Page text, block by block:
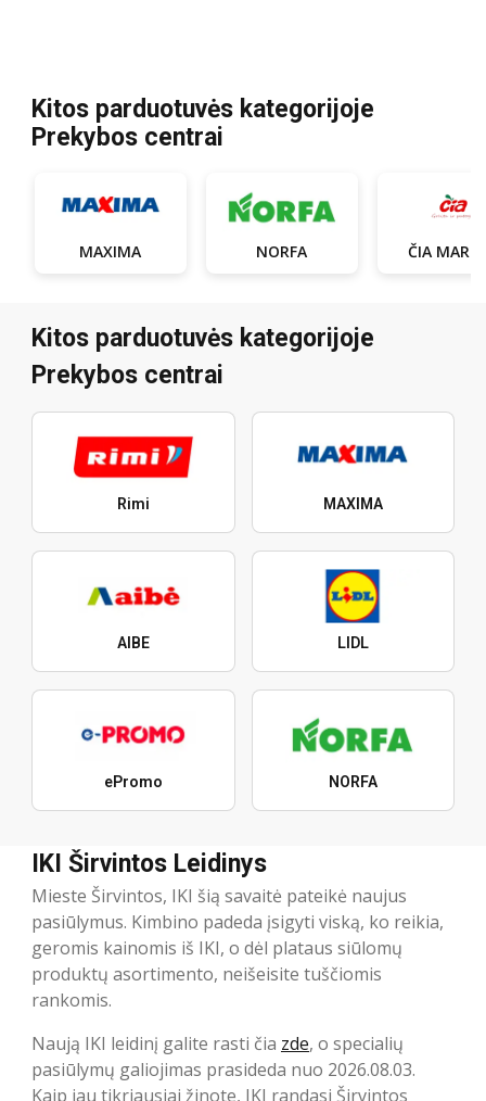
Kitos parduotuvės kategorijoje
Prekybos centrai
MAXIMA NORFA ČIA
Kitos parduotuvės kategorijoje
Prekybos centrai
Rimi MAXIMA
AIBE LIDL
ePromo NORFA
IKI Širvintos Leidinys
Mieste Širvintos, IKI šią savaitė pateikė naujus
pasiūlymus. Kimbino padeda įsigyti viską, ko reikia,
geromis kainomis iš IKI, o dėl plataus siūlomų
produktų asortimento, neišeisite tuščiomis
rankomis.
Naują IKI leidinį galite rasti čia zde, o specialių
pasiūlymų galiojimas prasideda nuo 2026.08.03.
Kaip jau tikriausiai žinote, IKI randasi Širvintos